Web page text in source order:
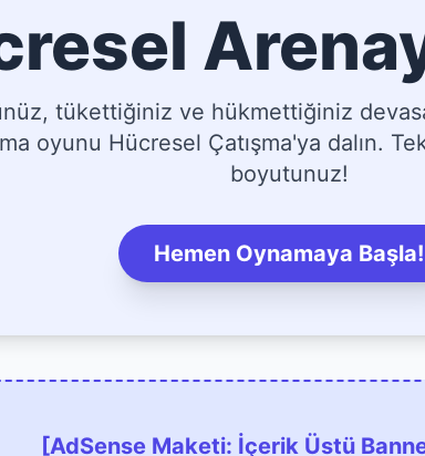
tükettiğiniz ve hükmettiğiniz
oyunu Hücresel Çatışma'ya dalın.
boyutunuz!
Hemen Oynamaya Başla!
[AdSense Maketi: İçerik Üstü